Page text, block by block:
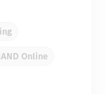
Online